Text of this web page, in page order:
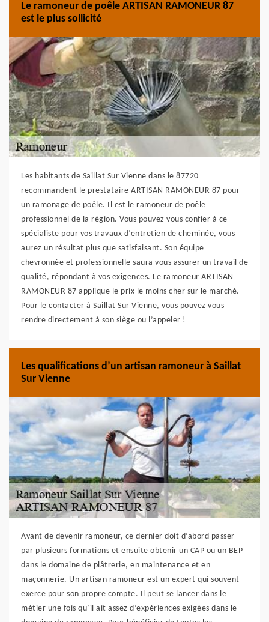
Le ramoneur de poêle ARTISAN RAMONEUR 87
est le plus sollicité
Les habitants de Saillat Sur Vienne dans le 87720
recommandent le prestataire ARTISAN RAMONEUR 87 pour
un ramonage de poêle. Il est le ramoneur de poêle
professionnel de la région. Vous pouvez vous confier à ce
spécialiste pour vos travaux d’entretien de cheminée, vous
aurez un résultat plus que satisfaisant. Son équipe
chevronnée et professionnelle saura vous assurer un travail de
qualité, répondant à vos exigences. Le ramoneur ARTISAN
RAMONEUR 87 applique le prix le moins cher sur le marché.
Pour le contacter à Saillat Sur Vienne, vous pouvez vous
rendre directement à son siège ou l’appeler !
Les qualifications d’un artisan ramoneur à Saillat
Sur Vienne
Avant de devenir ramoneur, ce dernier doit d’abord passer
par plusieurs formations et ensuite obtenir un CAP ou un BEP
dans le domaine de plâtrerie, en maintenance et en
maçonnerie. Un artisan ramoneur est un expert qui souvent
exerce pour son propre compte. Il peut se lancer dans le
métier une fois qu’il ait assez d’expériences exigées dans le